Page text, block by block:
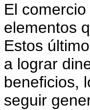
El
elementos
Estos
a lograr
beneficios,
seguir